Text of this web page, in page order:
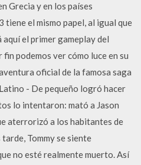
Grecia y en los países
tiene el mismo papel, al igual que
aquí el primer gameplay del
podemos ver cómo luce en su
oficial de la famosa saga
- De pequeño logró hacer
lo intentaron: mató a Jason
aterrorizó a los habitantes de
Tommy se siente
no esté realmente muerto. Así